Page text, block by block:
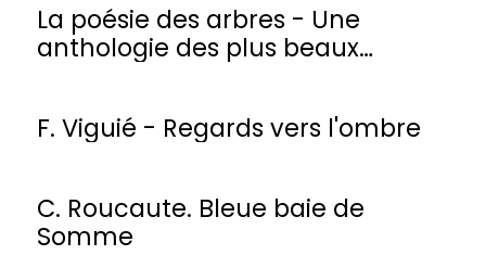
La poésie des arbres - Une
anthologie des plus beaux
F. Viguié - Regards vers l'ombre
C. Roucaute. Bleue baie de
Somme